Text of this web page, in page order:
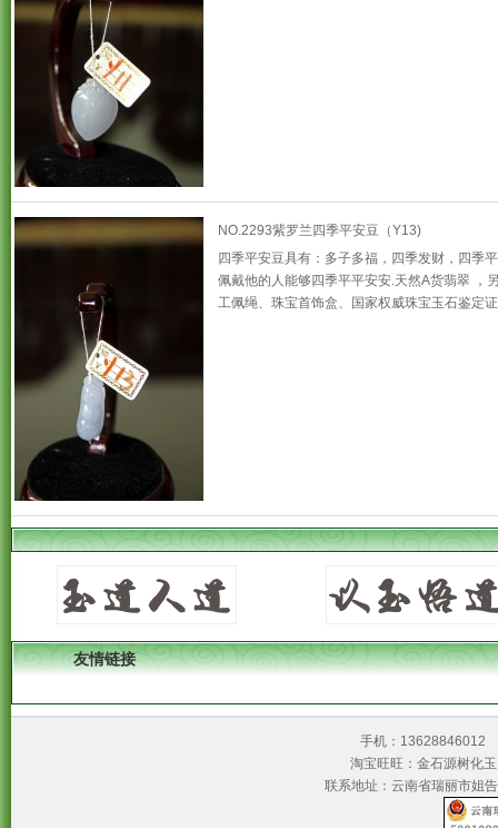
NO.2293紫罗兰四季平安豆（Y13)
四季平安豆具有：多子多福，四季发财，四季
佩戴他的人能够四季平平安安.天然A货翡翠 ，
工佩绳、珠宝首饰盒、国家权威珠宝玉石鉴定
友情链接
手机：
淘宝旺旺：金石源树
联系地址：云南省瑞丽市姐